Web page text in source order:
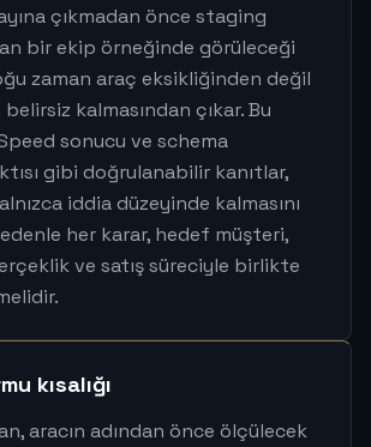
çıkmadan önce staging
bir ekip örneğinde görüleceği
zaman araç eksikliğinden değil
belirsiz kalmasından çıkar. Bu
sonucu ve schema
gibi doğrulanabilir kanıtlar,
iddia düzeyinde kalmasını
her karar, hedef müşteri,
ve satış süreciyle birlikte
kısalığı
aracın adından önce ölçülecek